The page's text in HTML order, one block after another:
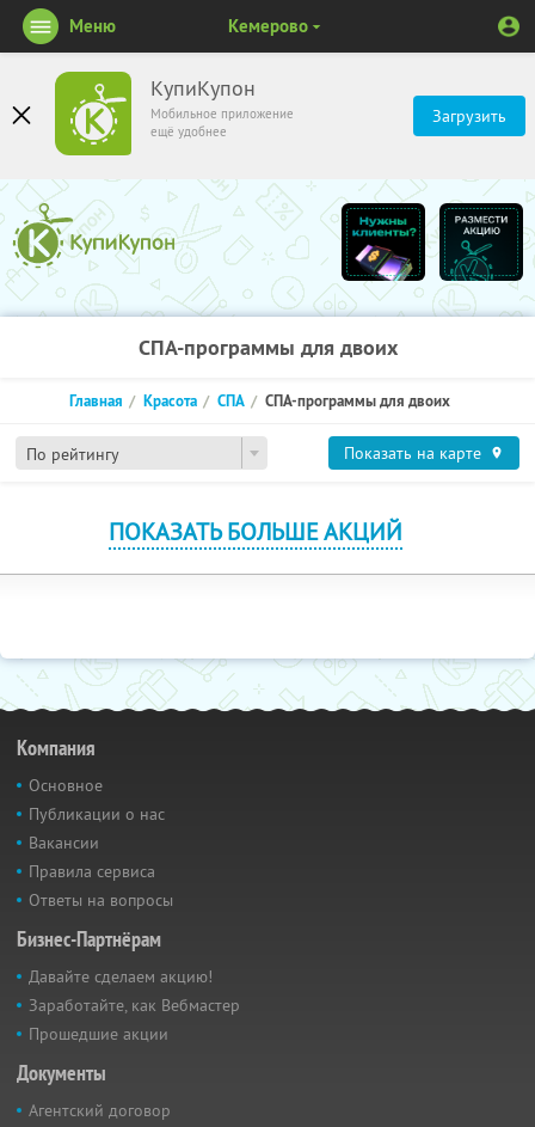
КупиКупон
Мобильное приложение
ещё удобнее
Загрузить
Меню Кемерово
СПА-программы для двоих
По рейтингу
Главная Красота СПА СПА-программы для двоих
Показать на карте
ПОКАЗАТЬ БОЛЬШЕ АКЦИЙ
Компания
Основное
Публикации о нас
Вакансии
Правила сервиса
Ответы на вопросы
Бизнес-Партнёрам
Давайте сделаем акцию!
Заработайте, как Вебмастер
Прошедшие акции
Документы
Агентский договор